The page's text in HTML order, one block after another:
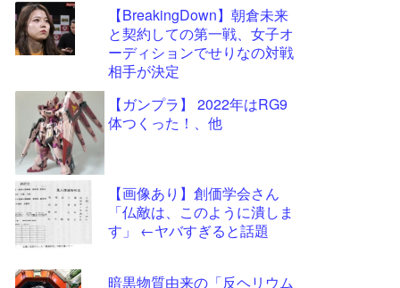
【BreakingDown】朝倉未来
と契約しての第一戦、女子オ
ーディションでせりなの対戦
相手が決定
【ガンプラ】 2022年はRG9
体つくった！、他
【画像あり】創価学会さん
「仏敵は、このように潰しま
す」 ←ヤバすぎると話題
暗黒物質由来の「反ヘリウム